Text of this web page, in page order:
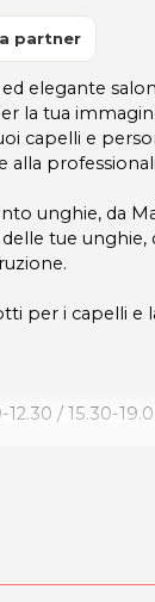
partner
elegante
la tua
capelli e
alla
unghie, da
tue
per i capelli e
/ 15.30-